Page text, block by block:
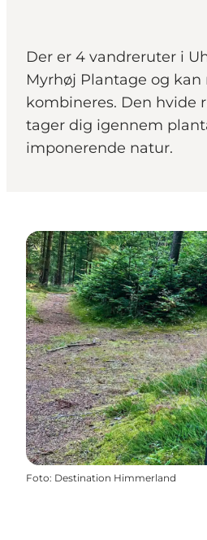
Der er 4 vandreruter i
Myrhøj Plantage og kan
kombineres. Den hvide
tager dig igennem
imponerende natur.
Foto: Destination Himmerland